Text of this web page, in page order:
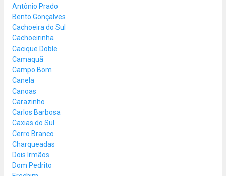
Antônio Prado
Bento Gonçalves
Cachoeira do Sul
Cachoeirinha
Cacique Doble
Camaquã
Campo Bom
Canela
Canoas
Carazinho
Carlos Barbosa
Caxias do Sul
Cerro Branco
Charqueadas
Dois Irmãos
Dom Pedrito